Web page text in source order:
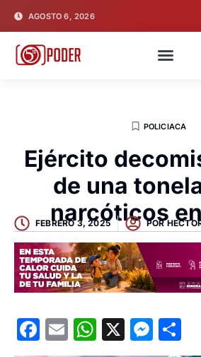
AGOSTO 6, 2026
POLICIACA
Ejército
de una
narcóticos
FEBRERO 3, 2025 POR
Facebook
EmailWhatsApp
X